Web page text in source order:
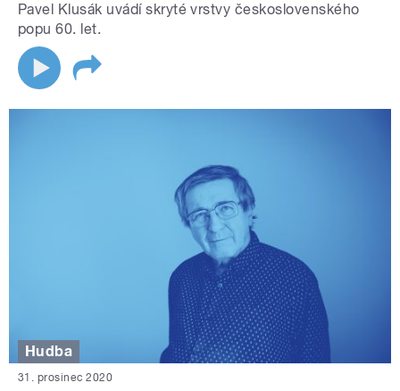
Pavel Klusák uvádí skryté vrstvy československého
popu 60. let.
Hudba
31. prosinec 2020